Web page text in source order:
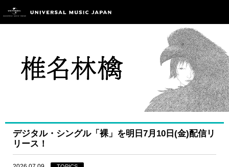
デジタル・シングル「裸」を明日7月10日(金)配信リ
リース！